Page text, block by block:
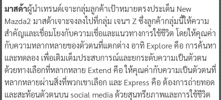
มาสด้าผู้นำเทรนด์เจาะกลุ่มลูกค้าเป้าหมายตรงประเด็น New
Mazda2 มาสด้าเจาะจงลงไปที่กลุ่ม เจนฯ Z ซึ่งลูกค้ากลุ่มนี้ให้ความ
สำคัญและเชื่อมโยงกับความเชื่อและแนวทางการใช้ชีวิต โดยให้คุณค่า
กับความหลากหลายของตัวตนที่แตกต่าง อาทิ Explore คือ การค้นหา
และทดลอง เพื่อเติมเต็มประสบการณ์และยกระดับความเป็นตัวตน
ด้วยทางเลือกที่หลากหลาย Extend คือ ให้คุณค่ากับความเป็นตัวตนที่
หลากหลายผ่านสิ่งที่พวกเขาเลือก และ Express คือ ต้องการถ่ายทอด
และสะท้อนตัวตนบน social media ด้วยสุนทรียภาพและการใช้ชีวิต